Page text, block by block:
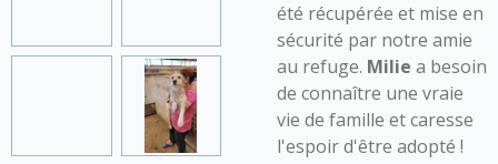
été récupérée et mise en
sécurité par notre amie
au refuge. Milie a besoin
de connaître une vraie
vie de famille et caresse
l'espoir d'être adopté !